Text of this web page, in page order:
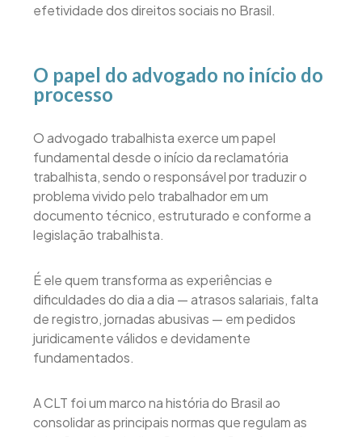
efetividade dos direitos sociais no Brasil.
O papel do advogado no início do
processo
O advogado trabalhista exerce um papel
fundamental desde o início da reclamatória
trabalhista, sendo o responsável por traduzir o
problema vivido pelo trabalhador em um
documento técnico, estruturado e conforme a
legislação trabalhista.
É ele quem transforma as experiências e
dificuldades do dia a dia — atrasos salariais, falta
de registro, jornadas abusivas — em pedidos
juridicamente válidos e devidamente
fundamentados.
A CLT foi um marco na história do Brasil ao
consolidar as principais normas que regulam as